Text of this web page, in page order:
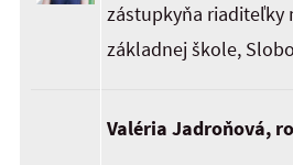
zástupkyňa riaditeľky
základnej škole,
Valéria Jadroňová,